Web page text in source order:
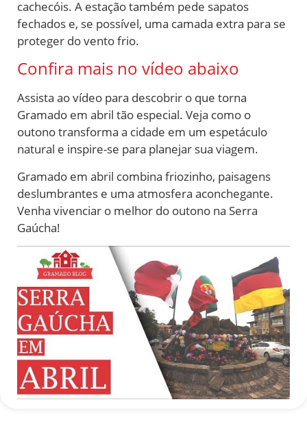
cachecóis. A estação também pede sapatos
fechados e, se possível, uma camada extra para se
proteger do vento frio.
Confira mais no vídeo abaixo
Assista ao vídeo para descobrir o que torna
Gramado em abril tão especial. Veja como o
outono transforma a cidade em um espetáculo
natural e inspire-se para planejar sua viagem.
Gramado em abril combina friozinho, paisagens
deslumbrantes e uma atmosfera aconchegante.
Venha vivenciar o melhor do outono na Serra
Gaúcha!